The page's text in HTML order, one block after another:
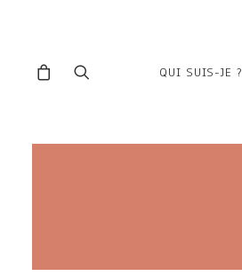
QUI SUIS-JE ?